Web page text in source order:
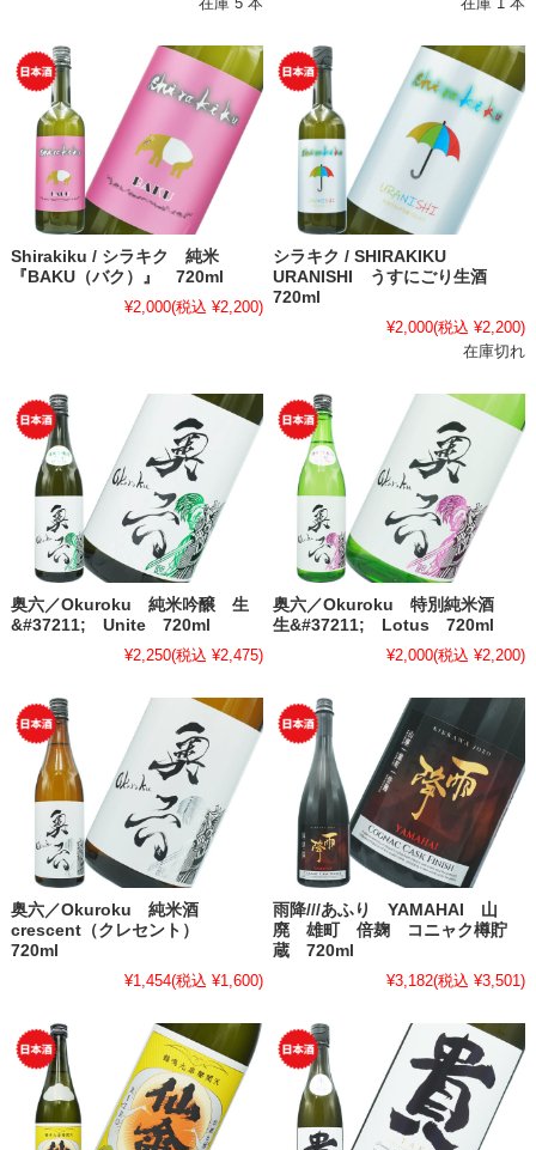
Shirakiku / シラキク 純米
『BAKU（バク）』 720ml
¥2,000(税込 ¥2,200)
シラキク / SHIRAKIKU
URANISHI うすにごり生酒
720ml
¥2,000(税込 ¥2,200)
在庫切れ
奥六／Okuroku 純米吟醸 生
&#37211; Unite 720ml
¥2,250(税込 ¥2,475)
奥六／Okuroku 特別純米酒
生&#37211; Lotus 720ml
¥2,000(税込 ¥2,200)
奥六／Okuroku 純米酒
crescent（クレセント）
720ml
¥1,454(税込 ¥1,600)
雨降///あふり YAMAHAI 山
廃 雄町 倍麹 コニャク樽貯
蔵 720ml
¥3,182(税込 ¥3,501)